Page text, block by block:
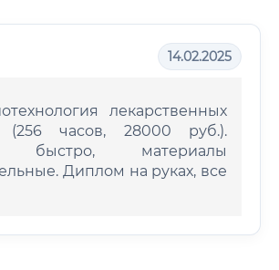
14.02.2025
лекарственных
(256 часов, 28000 руб.).
быстро, материалы
Диплом на руках, все